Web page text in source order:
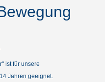
ist für unsere
Jahren geeignet.